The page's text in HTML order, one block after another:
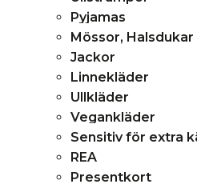
Pyjamas
Mössor, Halsdukar
Jackor
Linnekläder
Ullkläder
Vegankläder
Sensitiv för extra
REA
Presentkort